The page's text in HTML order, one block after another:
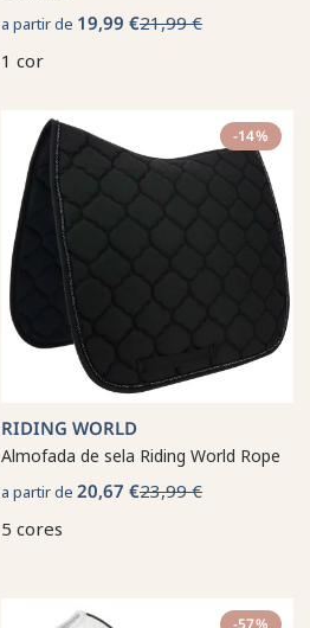
a partir de 19,99 €21,99 €
1 cor
-14%
RIDING WORLD
Almofada de sela Riding World Rope
a partir de 20,67 €23,99 €
5 cores
-57%